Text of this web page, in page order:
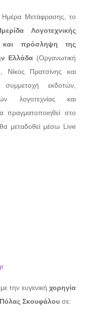
Ημέρα Μετάφρασης, το
Λογοτεχνικής
πρόσληψη της
Ελλάδα (Οργανωτική
Νίκος Πρατσίνης και
εκδοτών,
λογοτεχνίας και
στο
μεταδοθεί μέσω Live
την ευγενική χορηγία
Σκουφάλου σε: